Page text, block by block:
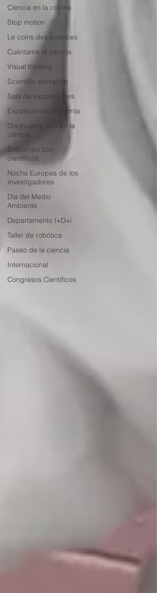
Ciencia en la cocina
Stop motion
Le coins des sciences
Cuéntame la ciencia
Visual thinking
Scientific workshop
Sala de exposiciones
Exposiciones anatomía
Día mujer y niña en la
ciencia
Encuentro con
científicos
Noche Europea de los
Investigadores
Día del Medio
Ambiente
Departamento I+D+i
Taller de robótica
Paseo de la ciencia
Internacional
Congresos Científicos